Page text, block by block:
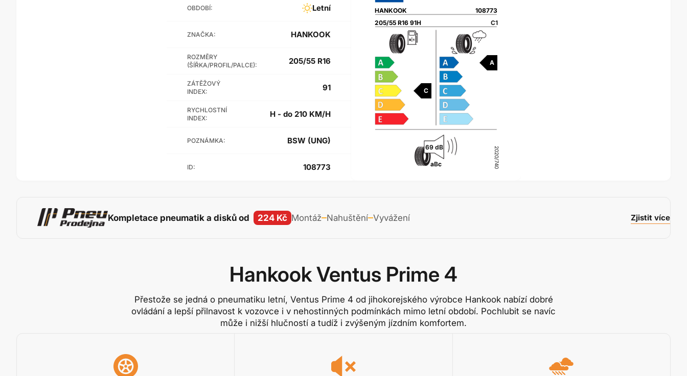
OBDOBÍ: Letní
ZNAČKA: HANKOOK
ROZMĚRY
(ŠÍŘKA/PROFIL/PALCE):
205/55 R16
ZÁTĚŽOVÝ
INDEX:
91
RYCHLOSTNÍ
INDEX:
H - do 210 KM/H
POZNÁMKA: BSW (UNG)
ID: 108773
205/55 R16 91H
HANKOOK 108773
C
A
69 dB
C1
2020/740
aBc
Kompletace pneumatik a disků od 224 Kč Montáž Nahuštění Vyvážení Zjistit více
Hankook Ventus Prime 4
Přestože se jedná o pneumatiku letní, Ventus Prime 4 od jihokorejského výrobce Hankook nabízí dobré
ovládání a lepší přilnavost k vozovce i v nehostinných podmínkách mimo letní období. Pochlubit se navíc
může i nižší hlučností a tudíž i zvýšeným jízdním komfortem.